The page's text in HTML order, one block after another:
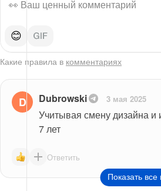
😊
Какие правила в комментариях
D Dubrowski 3 мая 2025
Учитывая смену дизайна и
7 лет
Ответить
Показать